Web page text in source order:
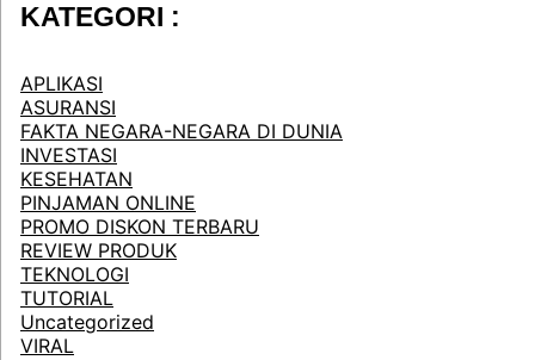
KATEGORI :
APLIKASI
ASURANSI
FAKTA NEGARA-NEGARA DI DUNIA
INVESTASI
KESEHATAN
PINJAMAN ONLINE
PROMO DISKON TERBARU
REVIEW PRODUK
TEKNOLOGI
TUTORIAL
Uncategorized
VIRAL